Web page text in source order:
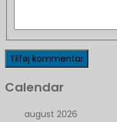
Calendar
august 2026